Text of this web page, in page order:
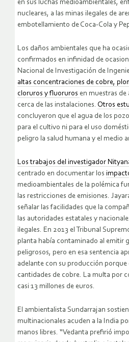
en sus luchas medioambientales,
nucleares, a las minas ilegales de
embotellamiento de Coca-Cola y
Los daños ambientales que ha
confirmados en infinidad de
Nacional de Investigación de
altas concentraciones de cobre,
cloruros y fluoruros en muestras
cerca de las instalaciones. Otros
concluyeron que el agua de los
para el cultivo ni para el uso
peligro la salud humana y el medio
Los trabajos del investigador
centrado en documentar los
medioambientales de la polémica
las restricciones de emisiones.
señalar las facilidades que la
las autoridades estatales y
ilegales. En 2013 el Tribunal
planta había contaminado al emitir
peligrosos, pero en esa sentencia
adelante con su producción porque
cantidades de cobre. La multa por
casi 13 millones de euros.
El ambientalista Sundarrajan
multinacionales acuden a la India
manos libres. “Vedanta prefirió